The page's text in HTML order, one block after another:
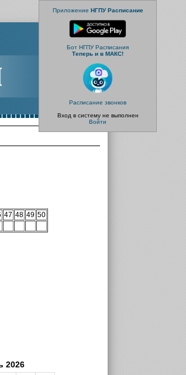
Приложение НГПУ Расписание
Бот НГПУ Расписания
Теперь и в МАКС!
Расписание звонков
Вход в систему не выполнен
Войти
47 48 49 50
2026